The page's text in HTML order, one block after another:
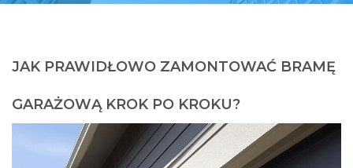
JAK PRAWIDŁOWO ZAMONTOWAĆ BRAMĘ
GARAŻOWĄ KROK PO KROKU?